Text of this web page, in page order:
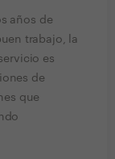
años de
trabajo, la
es
de
que